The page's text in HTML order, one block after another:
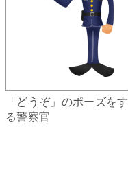
「どうぞ」のポーズをす
る警察官